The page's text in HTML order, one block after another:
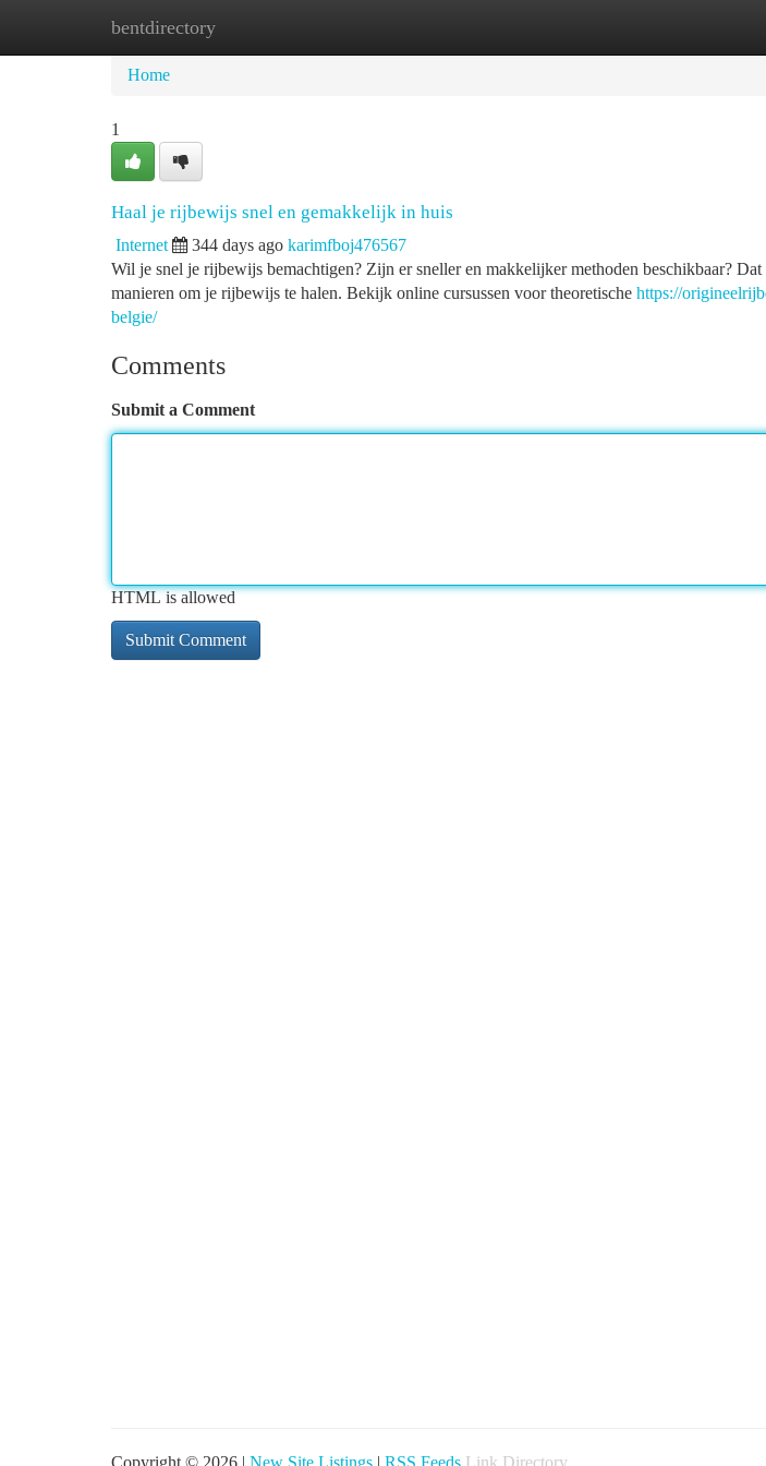
bentdirectory
Home
Home
1
Haal je rijbewijs snel en gemakkelijk in huis
Internet 344 days ago karimfboj476567
Wil je snel je rijbewijs bemachtigen? Zijn er sneller en makkelijker methoden beschikbaar?
manieren om je rijbewijs te halen. Bekijk online cursussen voor theoretische https://
belgie/
Comments
Submit a Comment
HTML is allowed
Copyright © 2026 | New Site Listings | RSS Feeds Link Directory